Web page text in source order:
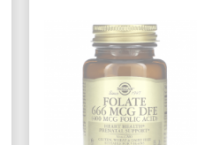
Гейнер, Gold Lean Mass, Kevin
Levrone, 3 кг